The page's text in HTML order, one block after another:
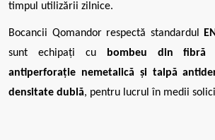
timpul utilizării zilnice.
Bocancii Qomandor respectă standardul
sunt echipați cu
bombeu din fibră
antiperforație nemetalică și talpă
densitate dublă, pentru lucrul în medii